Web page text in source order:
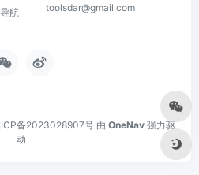
航
toolsdar@gmail.com
备2023028907号 由 OneNav 强力驱
动